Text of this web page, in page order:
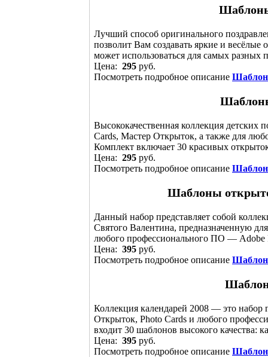
Лучший способ оригинального
позволит Вам создавать яркие и весёлые
может использоваться для самых разных
Цена: 295 руб.
Посмотреть подробное описание
Высококачественная коллекция детских
Cards, Мастер Открыток, а также для
Комплект включает 30 красивых
Цена: 295 руб.
Посмотреть подробное описание
Шаблоны
Данный набор представляет собой
Святого Валентина, предназначенную
любого профессионального ПО — Adobe
Цена: 395 руб.
Посмотреть подробное описание
Коллекция календарей 2008 — это
Открыток, Photo Cards и любого
входит 30 шаблонов высокого качества:
Цена: 395 руб.
Посмотреть подробное описание